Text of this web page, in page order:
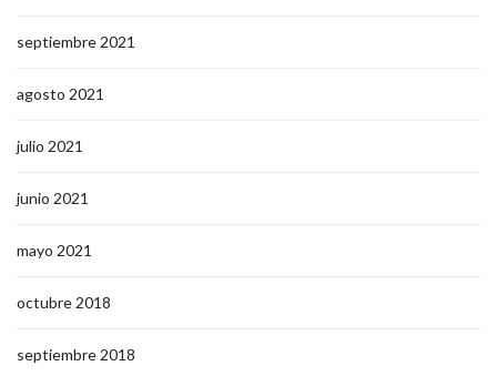
septiembre 2021
agosto 2021
julio 2021
junio 2021
mayo 2021
octubre 2018
septiembre 2018